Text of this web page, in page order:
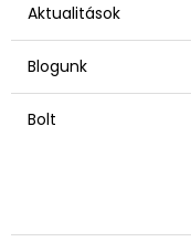
Aktualitások
Blogunk
Bolt